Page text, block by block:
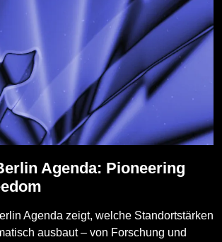
Agenda zeigt, welche Standortstärken
ausbaut – von Forschung und